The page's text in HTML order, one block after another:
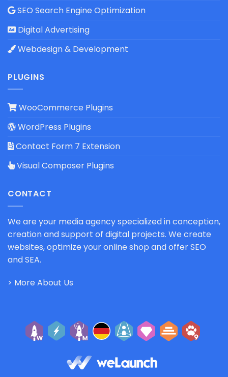
SEO Search Engine Optimization
Digital Advertising
Webdesign & Development
PLUGINS
WooCommerce Plugins
WordPress Plugins
Contact Form 7 Extension
Visual Composer Plugins
CONTACT
We are your media agency specialized in conception,
creation and support of digital projects. We create
websites, optimize your online shop and offer SEO
and SEA.
> More About Us